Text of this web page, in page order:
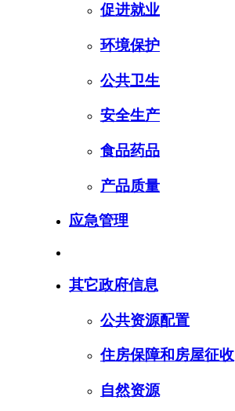
促进就业
环境保护
公共卫生
安全生产
食品药品
产品质量
应急管理
其它政府信息
公共资源配置
住房保障和房屋征收
自然资源